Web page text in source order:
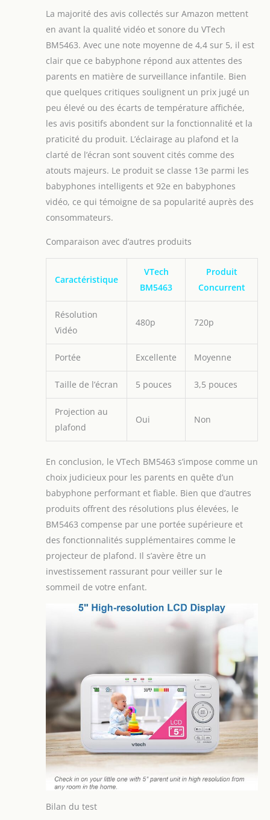
et alertes réglables】:
Avec des alertes
réglables, y compris des
vibrantes pour des
situations spéciales
telles que des
températures hors
limites, une batterie
faible et une perte de
connexion, vous pouvez
vous détendre et vous
concentrer sur d'autres
choses.
La majorité des avis collectés sur Amazon mettent
en avant la qualité vidéo et sonore du VTech
BM5463. Avec une note moyenne de 4,4 sur 5, il est
clair que ce babyphone répond aux attentes des
parents en matière de surveillance infantile. Bien
que quelques critiques soulignent un prix jugé un
peu élevé ou des écarts de température affichée,
les avis positifs abondent sur la fonctionnalité et la
praticité du produit. L’éclairage au plafond et la
clarté de l’écran sont souvent cités comme des
atouts majeurs. Le produit se classe 13e parmi les
babyphones intelligents et 92e en babyphones
vidéo, ce qui témoigne de sa popularité auprès des
consommateurs.
Comparaison avec d’autres produits
Caractéristique
VTech
BM5463
Produit
Concurrent
Résolution
Vidéo
480p 720p
Portée Excellente Moyenne
Taille de l’écran 5 pouces 3,5 pouces
Projection au
plafond
Oui Non
En conclusion, le VTech BM5463 s’impose comme un
choix judicieux pour les parents en quête d’un
babyphone performant et fiable. Bien que d’autres
produits offrent des résolutions plus élevées, le
BM5463 compense par une portée supérieure et
des fonctionnalités supplémentaires comme le
projecteur de plafond. Il s’avère être un
investissement rassurant pour veiller sur le
sommeil de votre enfant.
Bilan du test